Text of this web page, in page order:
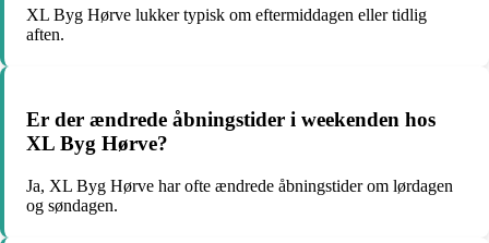
XL Byg Hørve lukker typisk om eftermiddagen eller tidlig
aften.
Er der ændrede åbningstider i weekenden hos
XL Byg Hørve?
Ja, XL Byg Hørve har ofte ændrede åbningstider om lørdagen
og søndagen.